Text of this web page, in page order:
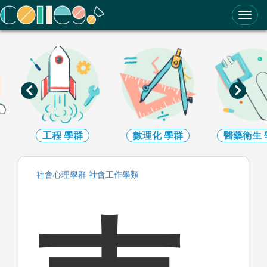
ColleGo! 大學選才與高中育才輔助系統
工程 學群 數理化學群 醫藥衛生
社會心理學群 社會工作學類